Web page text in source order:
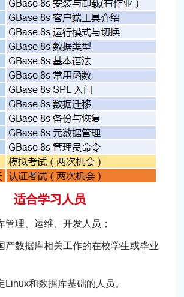
适合学习人员
管理、运维、开发人员；
产数据库相关工作的在校学生或毕业
Linux和数据库基础的人员。